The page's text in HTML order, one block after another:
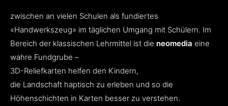
zwischen an vielen Schulen als fundiertes
«Handwerkszeug» im täglichen Umgang mit Schülern. Im
Bereich der klassischen Lehrmittel ist die neomedia eine
wahre Fundgrube –
3D-Reliefkarten helfen den Kindern,
die Landschaft haptisch zu erleben und so die
Höhenschichten in Karten besser zu verstehen.